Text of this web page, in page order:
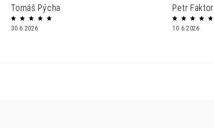
Tomáš Pýcha
30.6.2026
Petr Faktor
10.6.2026